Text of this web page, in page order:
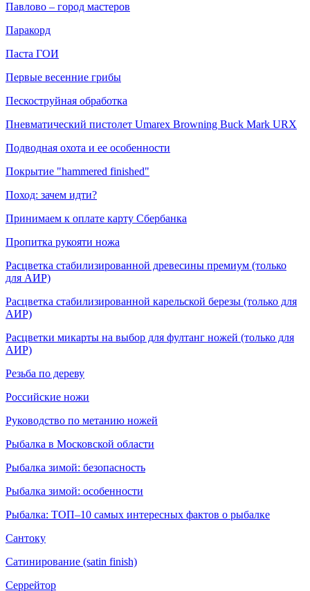
Павлово – город мастеров
Паракорд
Паста ГОИ
Первые весенние грибы
Пескоструйная обработка
Пневматический пистолет Umarex Browning Buck Mark URX
Подводная охота и ее особенности
Покрытие "hammered finished"
Поход: зачем идти?
Принимаем к оплате карту Сбербанка
Пропитка рукояти ножа
Расцветка стабилизированной древесины премиум (только
для АИР)
Расцветка стабилизированной карельской березы (только для
АИР)
Расцветки микарты на выбор для фултанг ножей (только для
АИР)
Резьба по дереву
Российские ножи
Руководство по метанию ножей
Рыбалка в Московской области
Рыбалка зимой: безопасность
Рыбалка зимой: особенности
Рыбалка: ТОП–10 самых интересных фактов о рыбалке
Сантоку
Сатинирование (satin finish)
Серрейтор